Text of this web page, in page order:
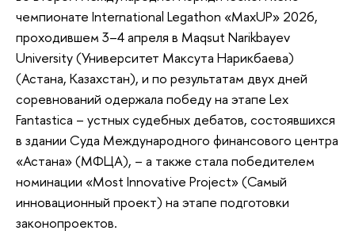
чемпионате International Legathon «MaxUP» 2026,
проходившем 3–4 апреля в Maqsut Narikbayev
University (Университет Максута Нарикбаева)
(Астана, Казахстан), и по результатам двух дней
соревнований одержала победу на этапе Lex
Fantastica – устных судебных дебатов, состоявшихся
в здании Суда Международного финансового центра
«Астана» (МФЦА), – а также стала победителем
номинации «Most Innovative Project» (Самый
инновационный проект) на этапе подготовки
законопроектов.